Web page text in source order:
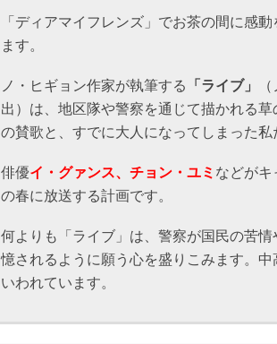
「ディアマイフレンズ」でお茶の間に感
ます。
ノ・ヒギョン作家が執筆する 「ライブ」
出）は、地区隊や警察を通じて描かれる
の賛歌と、すでに大人になってしまった私
俳優イ・グァンス、チョン・ユミ などがキ
の春に放送する計画です。
何よりも「ライブ」は、警察が国民の苦
憶されるように願う心を盛りこみます。
いわれています。